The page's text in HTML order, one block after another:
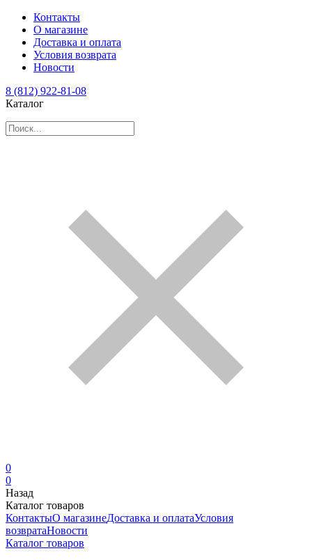
Контакты
О магазине
Доставка и оплата
Условия возврата
Новости
8 (812) 922-81-08
Каталог
0
0
Назад
Каталог товаров
КонтактыО магазинеДоставка и оплатаУсловия
возвратаНовости
Каталог товаров